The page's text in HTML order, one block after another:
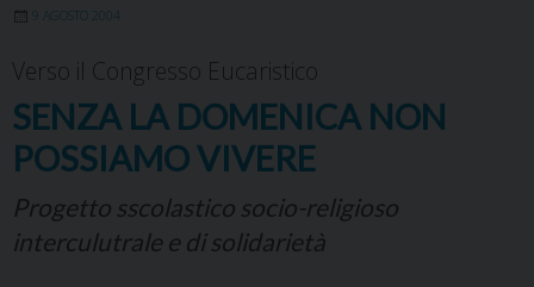
9 AGOSTO 2004
Verso il Congresso Eucaristico
SENZA LA DOMENICA NON
POSSIAMO VIVERE
Progetto sscolastico socio-religioso
interculutrale e di solidarietà